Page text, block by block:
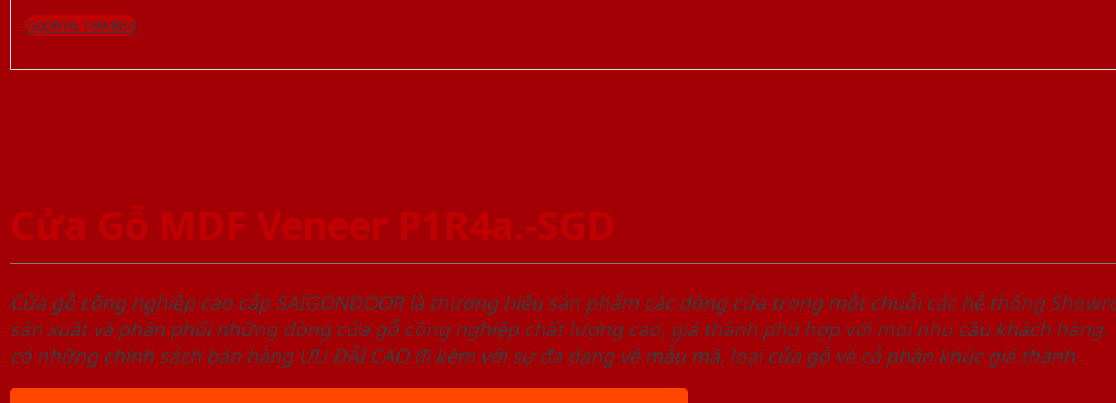
Gọi 0976.169.864
Cửa Gỗ MDF Veneer P1R4a.-SGD
Cửa gỗ công nghiệp cao cấp SAIGONDOOR là thương hiệu sản phẩm các dòng cửa trong một chuỗi các hệ thống
sản xuất và phân phối những dòng cửa gỗ công nghiệp chất lượng cao, giá thành phù hợp với mọi nhu cầu khách hàng.
có những chính sách bán hàng ƯU ĐÃI CAO đi kèm với sự đa dạng về mẫu mã, loại cửa gỗ và cả phân khúc giá thành.